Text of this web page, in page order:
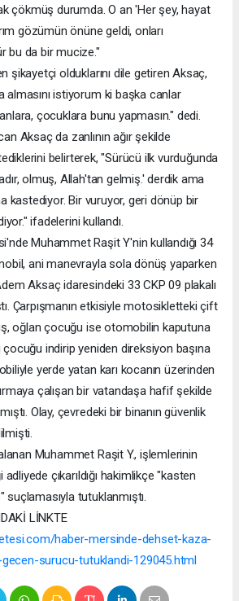
çökmüş durumda. O an 'Her şey, hayat
gözümün önüne geldi, onları
bu da bir mucize."
şikayetçi olduklarını dile getiren Aksaç,
almasını istiyorum ki başka canlar
çocuklara bunu yapmasın." dedi.
Aksaç da zanlının ağır şekilde
belirterek, "Sürücü ilk vurduğunda
olmuş, Allah'tan gelmiş.' derdik ama
kastediyor. Bir vuruyor, geri dönüp bir
ifadelerini kullandı.
Muhammet Raşit Y'nin kullandığı 34
ani manevrayla sola dönüş yaparken
Aksaç idaresindeki 33 CKP 09 plakalı
Çarpışmanın etkisiyle motosikletteki çift
oğlan çocuğu ise otomobilin kaputuna
indirip yeniden direksiyon başına
yerde yatan karı kocanın üzerinden
çalışan bir vatandaşa hafif şekilde
Olay, çevredeki bir binanın güvenlik
Muhammet Raşit Y., işlemlerinin
çıkarıldığı hakimlikçe "kasten
tutuklanmıştı.
LİNKTE
haber-mersinde-dehset-kaza-
surucu-tutuklandi-129045.html